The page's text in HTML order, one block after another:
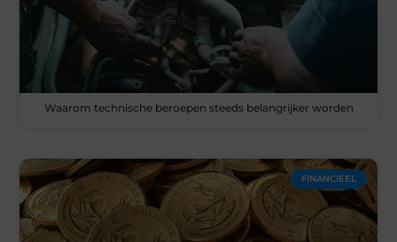
Waarom technische beroepen steeds belangrijker worden
FINANCIEEL